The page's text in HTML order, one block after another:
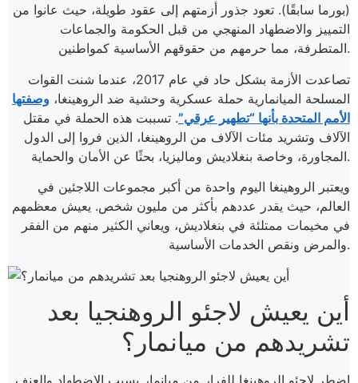
(بورما سابقًا). تعود جذور أزمتهم إلى عقود طويلة، حيث عانوا من
التمييز والاضطهاد المنهجي من قبل الحكومة والجماعات
المتطرفة، مما حرمهم من حقوقهم الأساسية كمواطنين.
تصاعدت الأزمة بشكل حاد في عام 2017، عندما شنت القوات
المسلحة الميانمارية حملة عسكرية وحشية ضد الروهينغا، وصفتها
الأمم المتحدة بأنها “تطهير عرقي”. تسببت هذه الحملة في مقتل
الآلاف وتشريد مئات الآلاف من الروهينغا، الذين فروا إلى الدول
المجاورة، وخاصة بنغلاديش وماليزيا، بحثًا عن الأمان والحماية.
ويعتبر الروهينغا اليوم واحدة من أكبر مجموعات اللاجئين في
العالم، حيث يقدر عددهم بأكثر من مليون شخص. يعيش معظمهم
في مخيمات ممتلئة في بنغلاديش، ويعاني الكثير منهم من الفقر
والمرض ونقص الخدمات الأساسية.
أين يعيش لاجئو الروهنجيا بعد
تشريدهم من ميانمار؟
اضطر لاجئو الروهينغا للفرار من ميانمار بسبب الاضطهاد والعنف